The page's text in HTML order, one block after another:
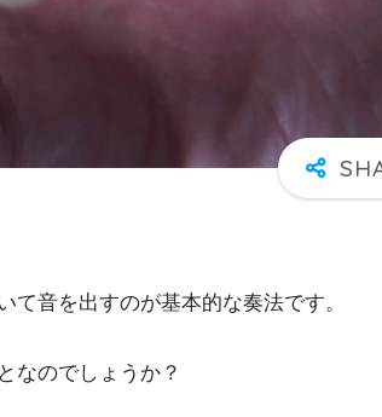
音を出すのが基本的な奏法です。
なのでしょうか？